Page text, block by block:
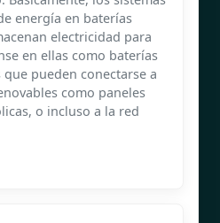
energía en baterías
electricidad para
en ellas como baterías
pueden conectarse a
como paneles
o incluso a la red